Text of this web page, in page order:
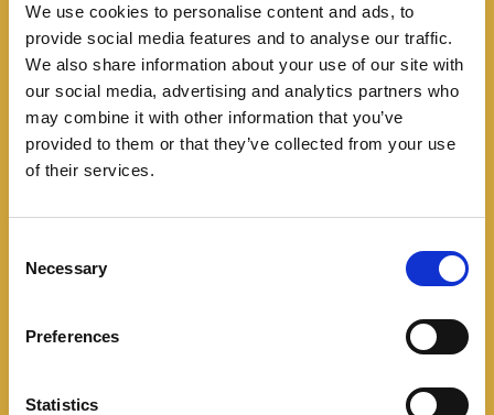
We use cookies to personalise content and ads, to
provide social media features and to analyse our traffic.
We also share information about your use of our site with
our social media, advertising and analytics partners who
may combine it with other information that you’ve
provided to them or that they’ve collected from your use
of their services.
Necessary
Preferences
Statistics